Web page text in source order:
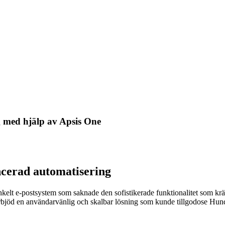
hjälp av Apsis One
automatisering
e-postsystem som saknade den sofistikerade funktionalitet som
en användarvänlig och skalbar lösning som kunde tillgodose